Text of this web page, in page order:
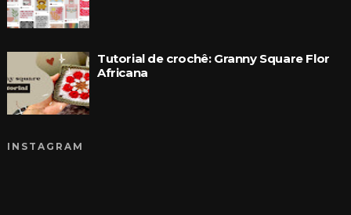
Tutorial de crochê: Granny Square Flor
Africana
INSTAGRAM